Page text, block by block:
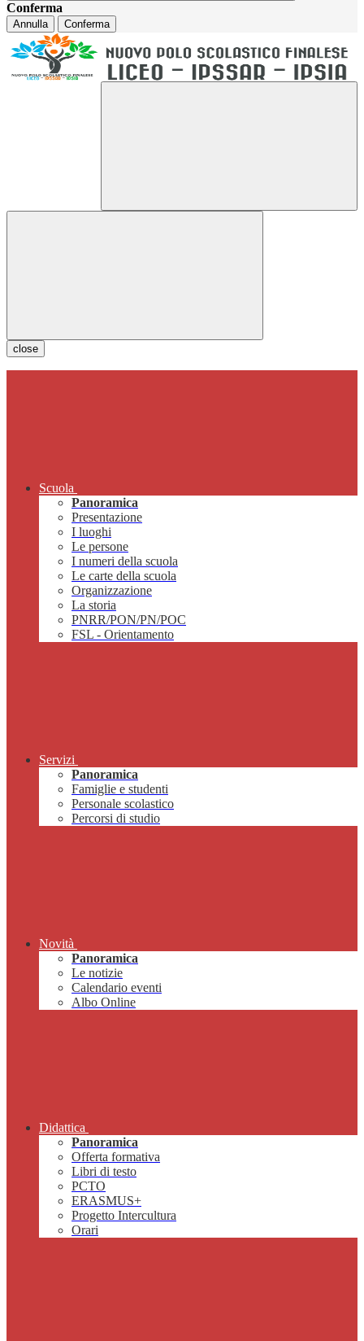
Conferma
Annulla Conferma
close
Scuola
Panoramica
Presentazione
I luoghi
Le persone
I numeri della scuola
Le carte della scuola
Organizzazione
La storia
PNRR/PON/PN/POC
FSL - Orientamento
Servizi
Panoramica
Famiglie e studenti
Personale scolastico
Percorsi di studio
Novità
Panoramica
Le notizie
Calendario eventi
Albo Online
Didattica
Panoramica
Offerta formativa
Libri di testo
PCTO
ERASMUS+
Progetto Intercultura
Orari